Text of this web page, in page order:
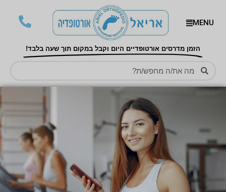
MENU
הזמן מדרסים אורטופדיים היום וקבל במקום תוך שעה בלבד!